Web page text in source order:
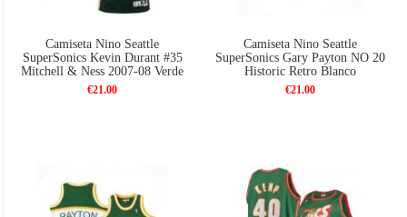
Camiseta Nino Seattle
SuperSonics Kevin Durant #35
Mitchell & Ness 2007-08 Verde
€21.00
Camiseta Nino Seattle
SuperSonics Gary Payton NO 20
Historic Retro Blanco
€21.00